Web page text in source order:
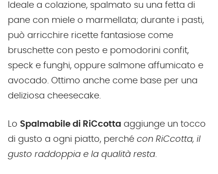
Ideale a colazione, spalmato su una fetta di
pane con miele o marmellata; durante i pasti,
può arricchire ricette fantasiose come
bruschette con pesto e pomodorini confit,
speck e funghi, oppure salmone affumicato e
avocado. Ottimo anche come base per una
deliziosa cheesecake.
Lo Spalmabile di RiCcotta aggiunge un tocco
di gusto a ogni piatto, perché con RiCcotta, il
gusto raddoppia e la qualità resta